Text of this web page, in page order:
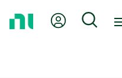
My Account